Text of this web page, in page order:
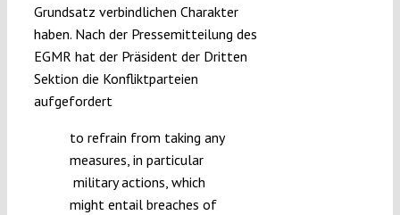
Grundsatz verbindlichen Charakter
haben. Nach der Pressemitteilung des
EGMR hat der Präsident der Dritten
Sektion die Konfliktparteien
aufgefordert
to refrain from taking any
measures, in particular
military actions, which
might entail breaches of